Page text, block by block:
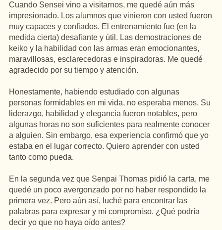
Cuando Sensei vino a visitarnos, me quedé aún más
impresionado. Los alumnos que vinieron con usted fueron
muy capaces y confiados. El entrenamiento fue (en la
medida cierta) desafiante y útil. Las demostraciones de
keiko y la habilidad con las armas eran emocionantes,
maravillosas, esclarecedoras e inspiradoras. Me quedé
agradecido por su tiempo y atención.
Honestamente, habiendo estudiado con algunas
personas formidables en mi vida, no esperaba menos. Su
liderazgo, habilidad y elegancia fueron notables, pero
algunas horas no son suficientes para realmente conocer
a alguien. Sin embargo, esa experiencia confirmó que yo
estaba en el lugar correcto. Quiero aprender con usted
tanto como pueda.
En la segunda vez que Senpai Thomas pidió la carta, me
quedé un poco avergonzado por no haber respondido la
primera vez. Pero aún así, luché para encontrar las
palabras para expresar y mi compromiso. ¿Qué podría
decir yo que no haya oído antes?